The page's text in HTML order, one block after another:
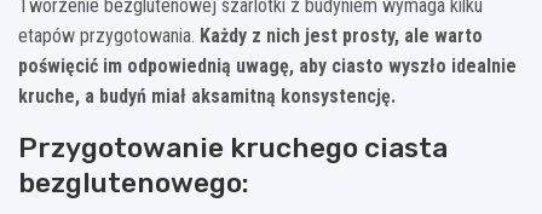
Tworzenie bezglutenowej szarlotki z budyniem wymaga kilku
etapów przygotowania. Każdy z nich jest prosty, ale warto
poświęcić im odpowiednią uwagę, aby ciasto wyszło idealnie
kruche, a budyń miał aksamitną konsystencję.
Przygotowanie kruchego ciasta
bezglutenowego: